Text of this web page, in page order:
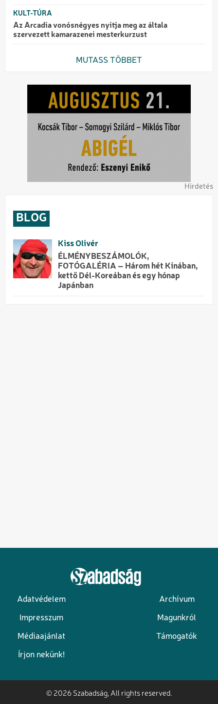
KULT-TÚRA
Az Arcadia vonósnégyes nyitja meg az általa
szervezett kamarazenei mesterkurzust
MUTASS TÖBBET
Hirdetés
BLOG
Kiss Olivér
ÉLMÉNYBESZÁMOLÓK,
FOTÓGALÉRIA – Három hét Kínában,
kettő Dél-Koreában és egy hónap
Japánban
Lábléc
Adatvédelem Archívum
Impresszum Magunkról
Médiaajánlat Támogatók
Írjon nekünk!
© 2026 Szabadság, All rights reserved.